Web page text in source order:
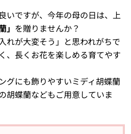
いですが、今年の母の日は、上
」 を贈りませんか？
れが大変そう」と思われがちで
、長くお花を楽しめる育てやす
グにも飾りやすいミディ胡蝶蘭
胡蝶蘭などもご用意していま